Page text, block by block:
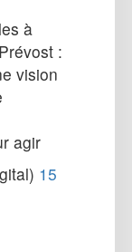
à
:
vision
agir
15